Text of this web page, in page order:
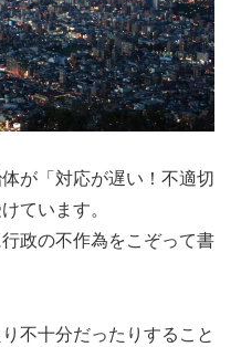
が「対応が遅い！不適切
ています。
政の不作為をこぞって書
不十分だったりすること